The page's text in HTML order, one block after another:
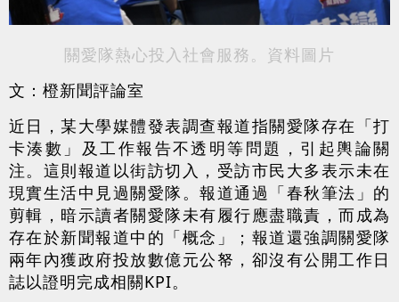
關愛隊熱心投入社會服務。資料圖片
文：橙新聞評論室
近日，某大學媒體發表調查報道指關愛隊存在「打
卡湊數」及工作報告不透明等問題，引起輿論關
注。這則報道以街訪切入，受訪市民大多表示未在
現實生活中見過關愛隊。報道通過「春秋筆法」的
剪輯，暗示讀者關愛隊未有履行應盡職責，而成為
存在於新聞報道中的「概念」；報道還強調關愛隊
兩年內獲政府投放數億元公帑，卻沒有公開工作日
誌以證明完成相關KPI。